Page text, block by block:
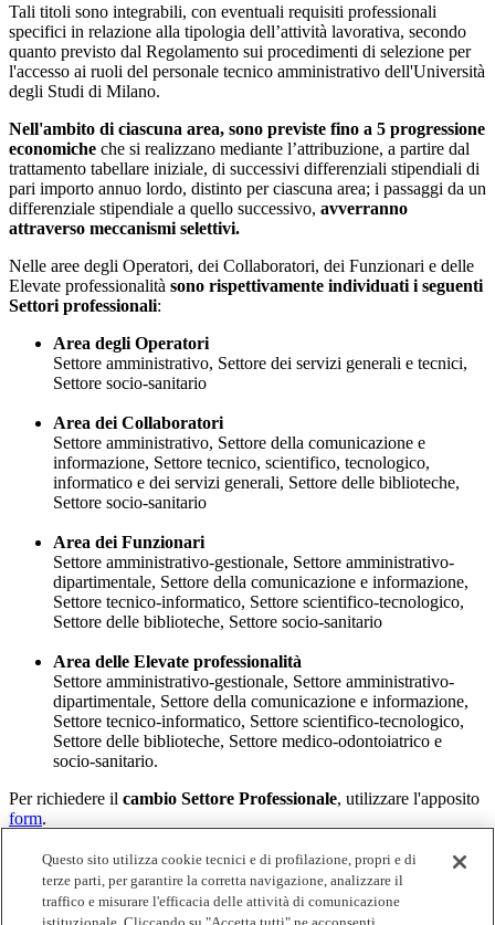
Tali titoli sono integrabili, con eventuali requisiti professionali
specifici in relazione alla tipologia dell’attività lavorativa, secondo
quanto previsto dal Regolamento sui procedimenti di selezione per
l'accesso ai ruoli del personale tecnico amministrativo dell'Università
degli Studi di Milano.
Nell'ambito di ciascuna area, sono previste fino a 5 progressione
economiche che si realizzano mediante l’attribuzione, a partire dal
trattamento tabellare iniziale, di successivi differenziali stipendiali di
pari importo annuo lordo, distinto per ciascuna area; i passaggi da un
differenziale stipendiale a quello successivo, avverranno
attraverso meccanismi selettivi.
Nelle aree degli Operatori, dei Collaboratori, dei Funzionari e delle
Elevate professionalità sono rispettivamente individuati i seguenti
Settori professionali:
Area degli Operatori
Settore amministrativo, Settore dei servizi generali e tecnici,
Settore socio-sanitario
Area dei Collaboratori
Settore amministrativo, Settore della comunicazione e
informazione, Settore tecnico, scientifico, tecnologico,
informatico e dei servizi generali, Settore delle biblioteche,
Settore socio-sanitario
Area dei Funzionari
Settore amministrativo-gestionale, Settore amministrativo-
dipartimentale, Settore della comunicazione e informazione,
Settore tecnico-informatico, Settore scientifico-tecnologico,
Settore delle biblioteche, Settore socio-sanitario
Area delle Elevate professionalità
Settore amministrativo-gestionale, Settore amministrativo-
dipartimentale, Settore della comunicazione e informazione,
Settore tecnico-informatico, Settore scientifico-tecnologico,
Settore delle biblioteche, Settore medico-odontoiatrico e
socio-sanitario.
Per richiedere il cambio Settore Professionale, utilizzare l'apposito
form.
UNIVERSITÀ DEGLI STUDI DI MILANO
Questo sito utilizza cookie tecnici e di profilazione, propri e di
terze parti, per garantire la corretta navigazione, analizzare il
traffico e misurare l'efficacia delle attività di comunicazione